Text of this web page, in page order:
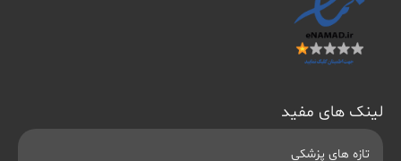
لینک های مفید
تازه های پزشکی